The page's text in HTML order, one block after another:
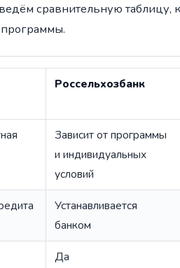
сравнительную таблицу,
Россельхозбанк
Зависит от программы
и индивидуальных
условий
Устанавливается
банком
Да